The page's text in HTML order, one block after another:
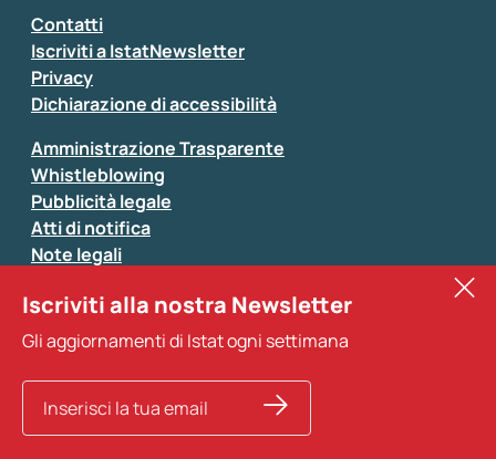
Inserisci il tuo commento
Si prega di non fornire dati di natura personale (ad
esempio dati di contatto). Per ogni altra comunicazione
e per richiedere dati, pubblicazioni, file di microdati,
ricerche storiche e richieste personalizzate basta
Contatti
Iscriviti a IstatNewsletter
Privacy
Dichiarazione di accessibilità
Amministrazione Trasparente
Whistleblowing
Pubblicità legale
Atti di notifica
Note legali
Sistan
Altri servizi
Iscriviti alla nostra Newsletter
Gli aggiornamenti di Istat ogni settimana